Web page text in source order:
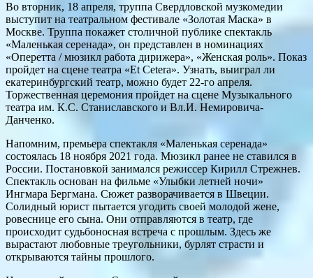
Во вторник, 18 апреля, труппа Свердловской музкомедии
выступит на театральном фестивале «Золотая Маска» в
Москве. Труппа покажет столичной публике спектакль
«Маленькая серенада», он представлен в номинациях
«Оперетта / мюзикл работа дирижера», «Женская роль». Показ
пройдет на сцене театра «Et Cetera». Узнать, выиграл ли
екатеринбургский театр, можно будет 22-го апреля.
Торжественная церемония пройдет на сцене Музыкального
театра им. К.С. Станиславского и Вл.И. Немировича-
Данченко.
Напомним, премьера спектакля «Маленькая серенада»
состоялась 18 ноября 2021 года. Мюзикл ранее не ставился в
России. Постановкой занимался режиссер Кирилл Стрежнев.
Спектакль основан на фильме «Улыбки летней ночи»
Ингмара Бергмана. Сюжет разворачивается в Швеции.
Солидный юрист пытается угодить своей молодой жене,
ровеснице его сына. Они отправляются в театр, где
происходит судьбоносная встреча с прошлым. Здесь же
вырастают любовные треугольники, бурлят страсти и
открываются тайны прошлого.